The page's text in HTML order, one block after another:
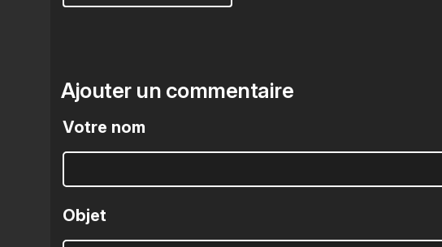
Ajouter un commentaire
Votre nom
Objet